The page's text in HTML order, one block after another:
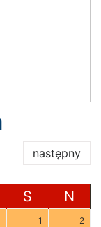
następny
S N
1 2